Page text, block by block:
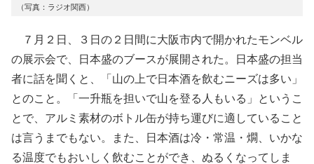
（写真：ラジオ関西）
７月２日、３日の２日間に大阪市内で開かれたモンベル
の展示会で、日本盛のブースが展開された。日本盛の担当
者に話を聞くと、「山の上で日本酒を飲むニーズは多い」
とのこと。「一升瓶を担いで山を登る人もいる」というこ
とで、アルミ素材のボトル缶が持ち運びに適していること
は言うまでもない。また、日本酒は冷・常温・燗、いかな
る温度でもおいしく飲むことができ、ぬるくなってしま